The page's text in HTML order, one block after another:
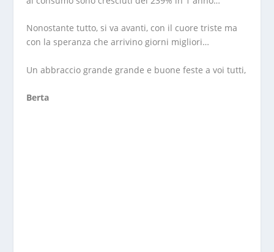
Nonostante tutto, si va avanti, con il cuore triste ma
con la speranza che arrivino giorni migliori…
Un abbraccio grande grande e buone feste a voi tutti,
Berta